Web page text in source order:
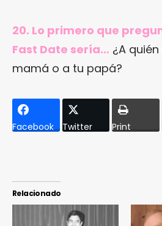
20. Lo primero que
Fast Date sería… ¿A
mamá o a tu papá?
Facebook Twitter Print
Relacionado